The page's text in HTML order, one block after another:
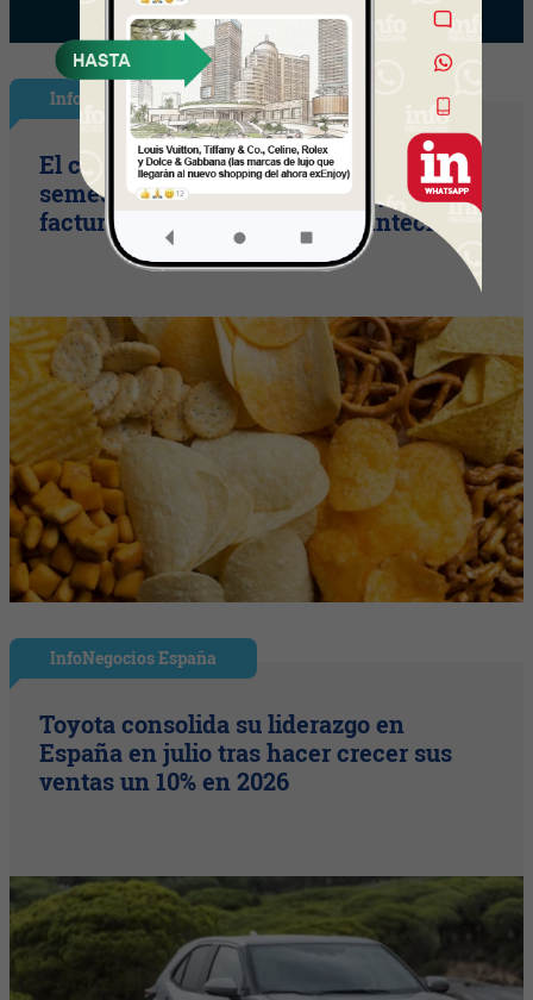
InfoPublicidad
El copetín hizo punta en el primer
semestre (aumento de ventas y
facturación según Radar Scanntech)
InfoNegocios España
Toyota consolida su liderazgo en
España en julio tras hacer crecer sus
ventas un 10% en 2026